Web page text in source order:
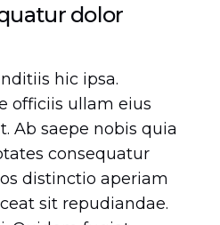
dolor
hic ipsa.
officiis ullam eius
Ab saepe nobis quia
consequatur
distinctio aperiam
sit repudiandae.